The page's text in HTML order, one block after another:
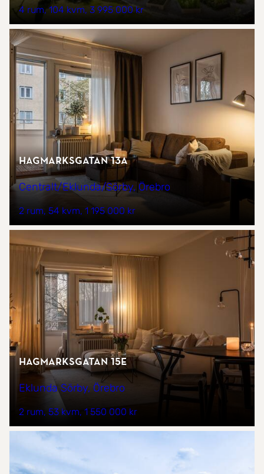
4 rum 104 kvm 3 995 000 kr
Hagmarksgatan 13A
Centralt/Eklunda/Sörby, Örebro
2 rum 54 kvm 1 195 000 kr
Hagmarksgatan 15E
Eklunda Sörby, Örebro
2 rum 53 kvm 1 550 000 kr